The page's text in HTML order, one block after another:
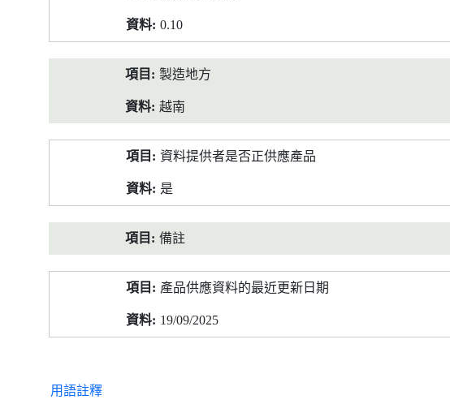
0.10
製造地方
越南
資料提供者是否正供應產品
是
備註
產品供應資料的最近更新日期
19/09/2025
用語註釋